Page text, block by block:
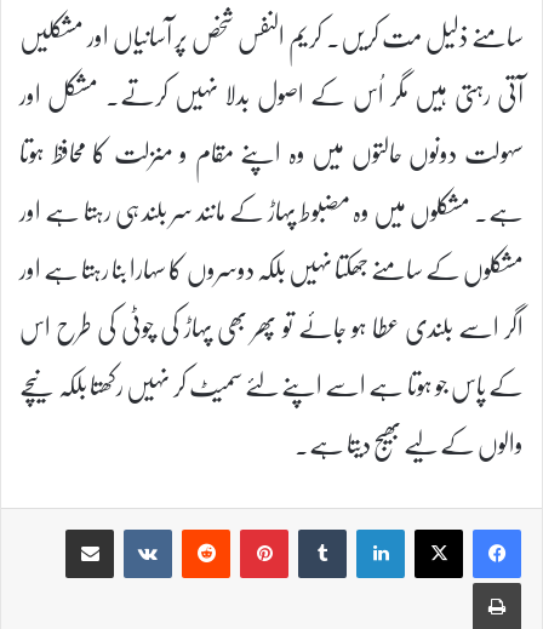
سامنے ذلیل مت کریں۔ کریم النفس شخص پر آسانیاں اور مشکلیں
آتی رہتی ہیں مگر اُس کے اصول بدلا نہیں کرتے۔ مشکل اور
سہولت دونوں حالتوں میں وہ اپنے مقام و منزلت کا محافظ ہوتا
ہے۔ مشکلوں میں وہ مضبوط پہاڑ کے مانند سر بلند ہی رہتا ہے اور
مشکلوں کے سامنے جھکتا نہیں بلکہ دوسروں کا سہارا بنا رہتا ہے اور
اگر اسے بلندی عطا ہو جائے تو پھر بھی پہاڑ کی چوٹی کی طرح اس
کے پاس جو ہوتا ہے اسے اپنے لئے سمیٹ کر نہیں رکھتا بلکہ نیچے
والوں کے لیے بھیج دیتا ہے۔